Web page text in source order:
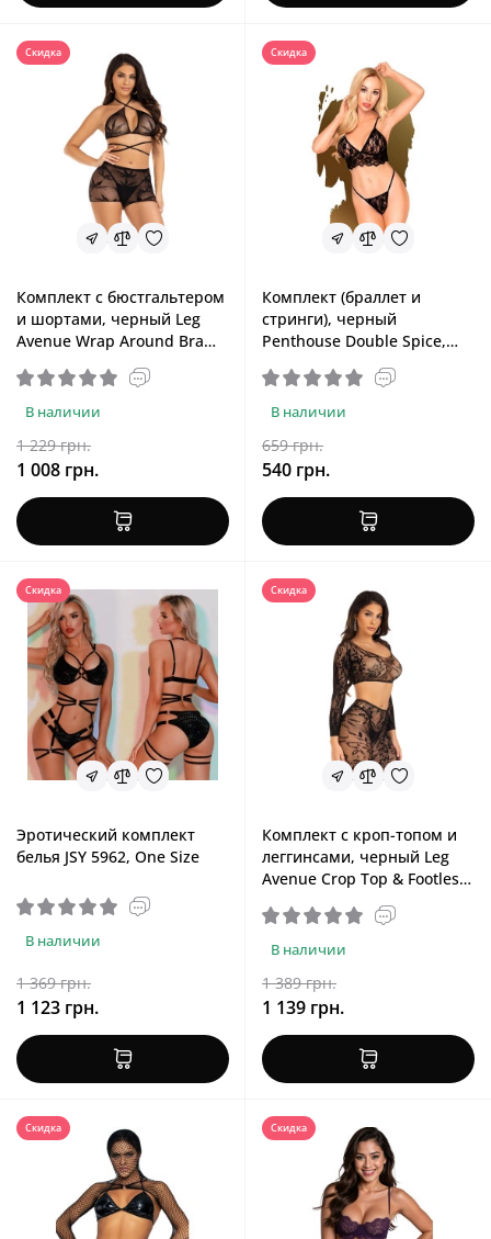
Скидка
Комплект с бюстгальтером
и шортами, черный Leg
Avenue Wrap Around Bra
Top & Boy Shorts Black, One
Size
В наличии
1 229 грн.
1 008 грн.
Скидка
Комплект (браллет и
стринги), черный
Penthouse Double Spice,
В наличии
659 грн.
540 грн.
Скидка
Эротический комплект
белья JSY 5962, One Size
В наличии
1 369 грн.
1 123 грн.
Скидка
Комплект с кроп-топом и
леггинсами, черный Leg
Avenue Crop Top & Footless
Tights Black, One Size
В наличии
1 389 грн.
1 139 грн.
Скидка Скидка